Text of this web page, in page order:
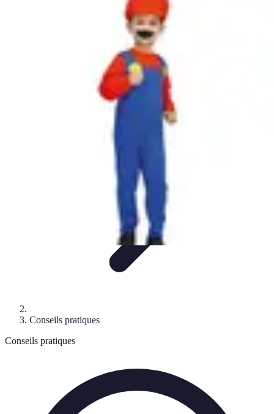
Choisir un PlombierUrgences de
Conseils
Plombier Disponible
Conseils pratiques
Conseils pratiques